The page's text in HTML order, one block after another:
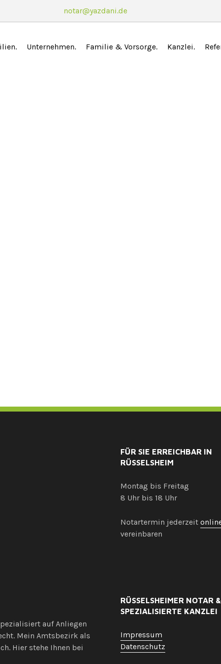
notar@yazdani.de
Unternehmen Familie & Vorsorge Kanzlei
FÜR SIE ERREICHBAR IN
RÜSSELSHEIM
Montag bis Freitag
8 Uhr bis 18 Uhr
Notartermin jederzeit
vereinbaren
auf Anliegen
Mein Amtsbezirk als
Hier stehe Ihnen bei
RÜSSELSHEIMER NOTAR &
SPEZIALISIERTE KANZLEI
Impressum
Datenschutz